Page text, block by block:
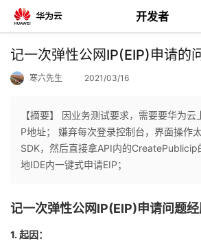
开发者
返
个
主
的
我
记一次弹性公网IP(EIP)申请的
寒六先生 2021/03/16
【摘要】 因业务测试要求，需要要华为
P地址； 嫌弃每次登录控制台，界面操作
SDK，然后直接拿API内的CreatePublicip
地IDE内一键式申请EIP；
记一次弹性公网IP(EIP)申请问题
1. 起因：